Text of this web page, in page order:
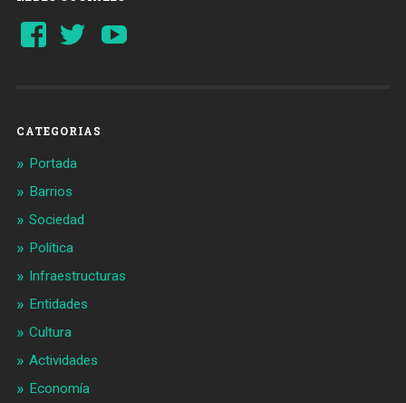
Ver
perfil
Ver
perfil
CATEGORIAS
Portada
Barrios
Sociedad
Política
Infraestructuras
Entidades
Cultura
Actividades
Economía